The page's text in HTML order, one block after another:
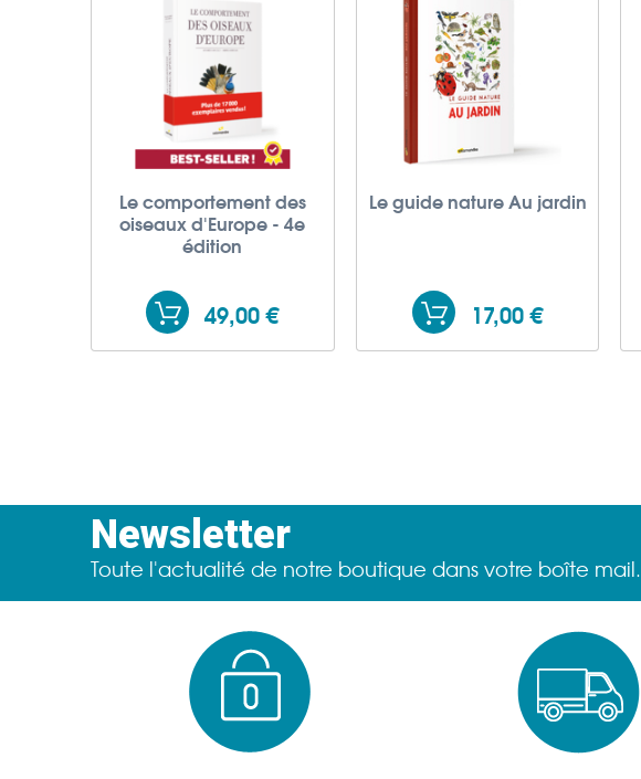
Le comportement des
oiseaux d'Europe - 4e
édition
49,00 €
Le guide nature Au jardin
17,00 €
Newsletter
Toute l'actualité de notre boutique dans votre boîte mail.